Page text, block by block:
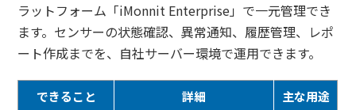
ラットフォーム「iMonnit Enterprise」で一元管理でき
ます。センサーの状態確認、異常通知、履歴管理、レポ
ート作成までを、自社サーバー環境で運用できます。
できること 詳細
主な用途